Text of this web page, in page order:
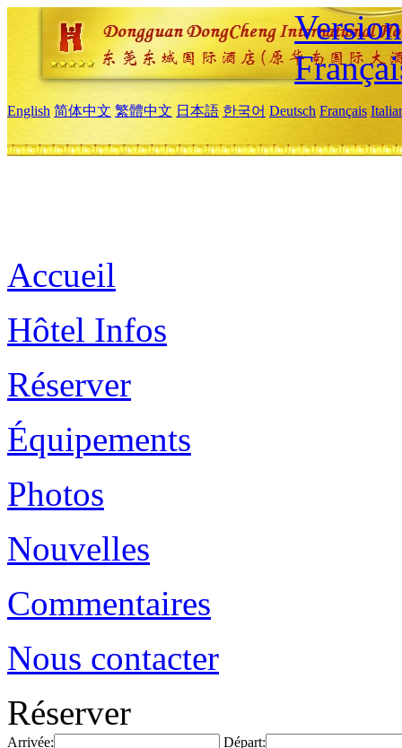
English 简体中文 繁體中文 日本語 한국어 Deutsch Français
Accueil
Hôtel Infos
Réserver
Équipements
Photos
Nouvelles
Commentaires
Nous contacter
Réserver
Arrivée: Départ: